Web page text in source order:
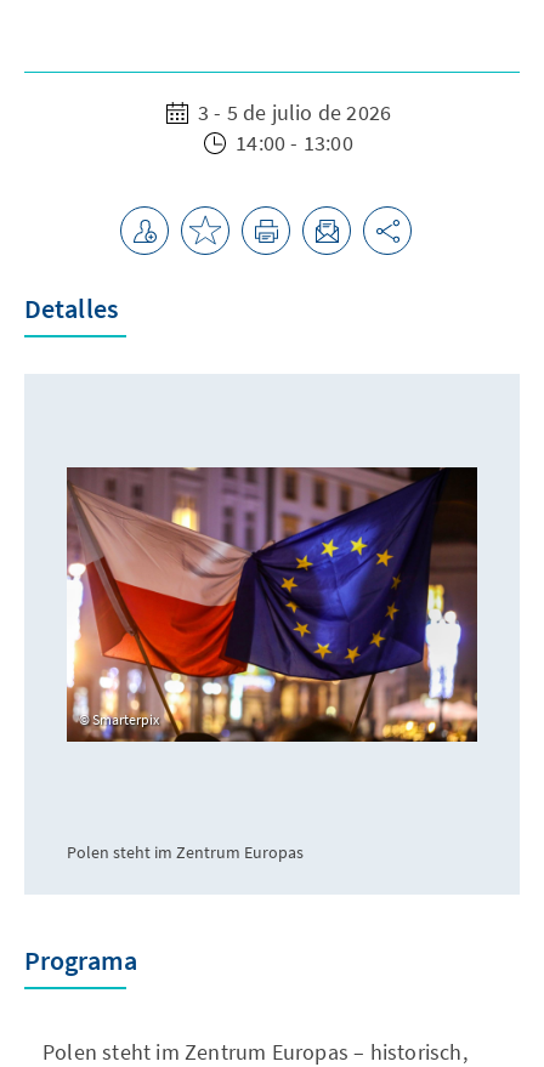
3 - 5 de julio de 2026
14:00 - 13:00
Detalles
Smarterpix
Polen steht im Zentrum Europas
Programa
Polen steht im Zentrum Europas – historisch,